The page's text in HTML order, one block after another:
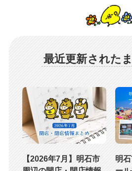
最近更新された
【2026年7月】明石市
明